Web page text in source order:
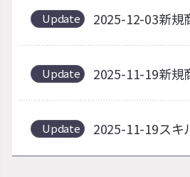
Update 2025-12-03新規
Update 2025-11-19新規
Update 2025-11-19スキ